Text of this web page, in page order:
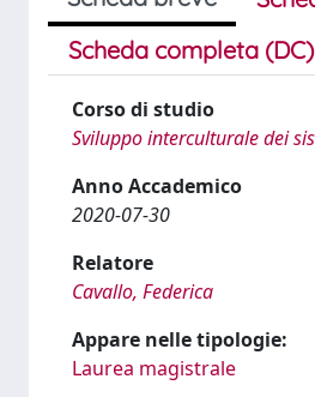
Scheda completa (DC)
Corso di studio
Sviluppo interculturale dei
Anno Accademico
2020-07-30
Relatore
Cavallo, Federica
Appare nelle tipologie:
Laurea magistrale